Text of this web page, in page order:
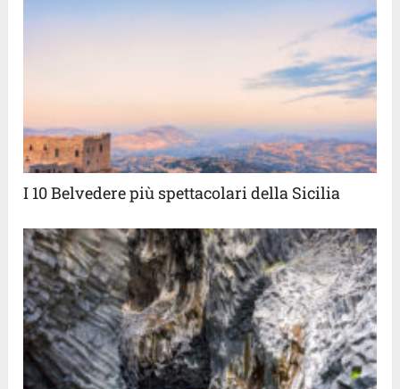
I 10 Belvedere più spettacolari della Sicilia